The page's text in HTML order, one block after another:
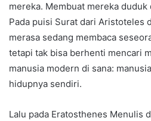
mereka. Membuat mereka
Pada puisi Surat dari Aristoteles
merasa sedang membaca
tetapi tak bisa berhenti mencari
manusia modern di sana:
hidupnya sendiri.
Lalu pada Eratosthenes Menulis